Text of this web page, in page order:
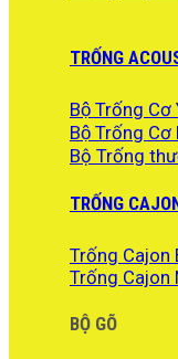
TRỐNG
Bộ Trống Cơ
Bộ Trống Cơ
Bộ Trống
TRỐNG
Trống Cajon
Trống Cajon
BỘ GÕ